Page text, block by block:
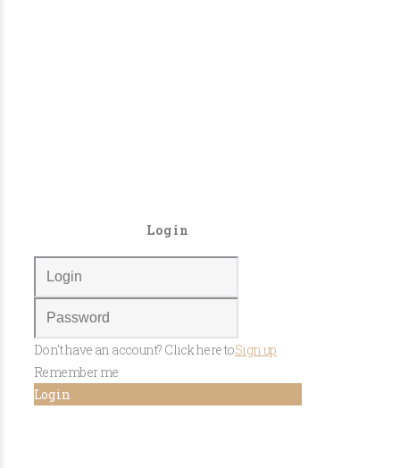
Login
Don't have an account? Click here toSign up
Remember me
Log in